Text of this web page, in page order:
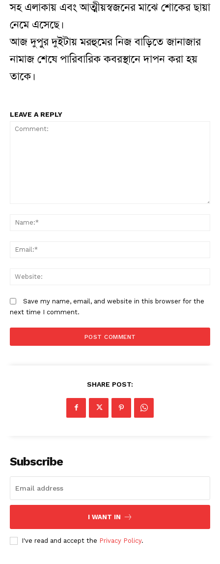
সহ এলাকায় এবং আত্মীয়স্বজনের মাঝে শোকের ছায়া
নেমে এসেছে।
আজ দুপুর দুইটায় মরহুমের নিজ বাড়িতে জানাজার
নামাজ শেষে পারিবারিক কবরস্থানে দাপন করা হয়
তাকে।
LEAVE A REPLY
Save my name, email, and website in this browser for the
next time I comment.
SHARE POST:
Subscribe
I WANT IN
I've read and accept the Privacy Policy.